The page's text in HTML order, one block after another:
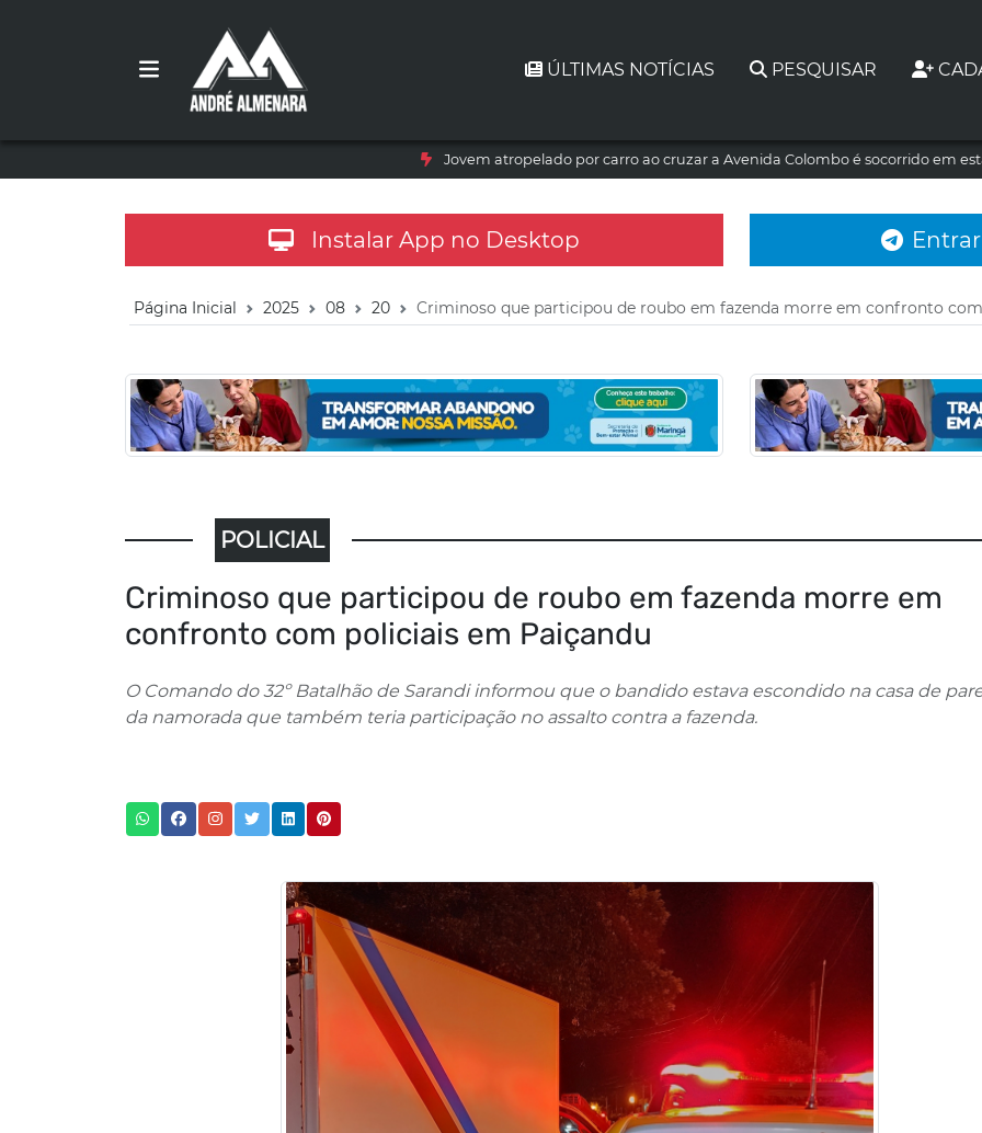
ÚLTIMAS NOTÍCIAS PESQUISAR
Jovem atropelado por carro ao cruzar a Avenida Colombo é socorrido em
Instalar App no Desktop
Página Inicial 2025 08 20 Criminoso que participou de roubo em fazenda morre em confronto
POLICIAL
Criminoso que participou de roubo em fazenda morre em
confronto com policiais em Paiçandu
O Comando do 32º Batalhão de Sarandi informou que o bandido estava escondido na casa de
da namorada que também teria participação no assalto contra a fazenda.